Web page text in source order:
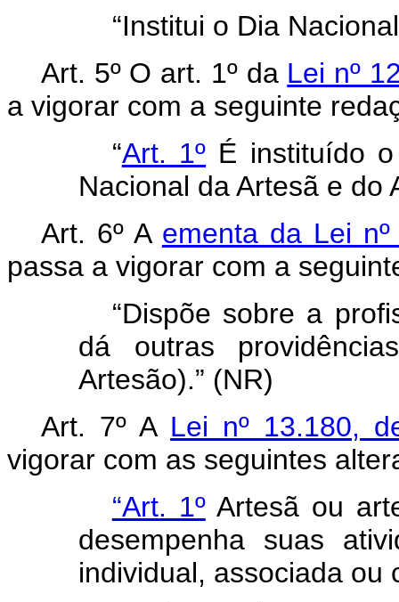
“Institui o Dia
Art. 5º O art. 1º da Lei nº
a vigorar com a seguinte
“Art. 1º É instituído
Nacional da Artesã e do
Art. 6º A ementa da Lei
passa a vigorar com a
“Dispõe sobre a
dá outras
Artesão).” (NR)
Art. 7º A Lei nº 13.180,
vigorar com as seguintes
“Art. 1ºArtesã ou
desempenha suas
individual, associada ou